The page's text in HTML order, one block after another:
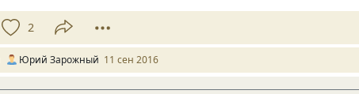
2
Юрий Зарожный 11 сен 2016